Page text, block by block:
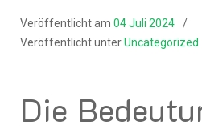
Veröffentlicht am 04 Juli 2024
Veröffentlicht unterUncategorized
Die